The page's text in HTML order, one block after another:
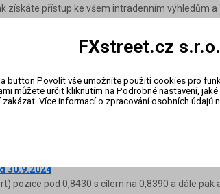
získáte přístup ke všem intradenním výhledům a
30.7.2025
pozice pod 0,8075 s cílem na 0,8020 a dále pak
30.7.2026
pozice pod 0,8203 s cílem na 0,8125 a dále pak
30.8.2023
dostupné pouze pro členy VIP zóny FXstreet.cz.
získáte přístup ke všem intradenním výhledům a
30.8.2024
pozice nad 0,8450 s cílem na 0,8490 a dále pak
30.9.2024
pozice pod 0,8430 s cílem na 0,8390 a dále pak
FXstreet.cz
button Povolit vše umožníte použití cookies pro
můžete určit kliknutím na Podrobné nastavení,
zakázat. Více informací o zpracování osobních údajů